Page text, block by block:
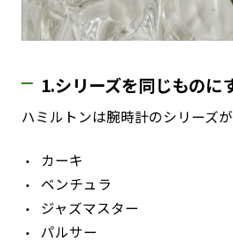
1.シリーズを同じものに
ハミルトンは腕時計のシリーズが
カーキ
ベンチュラ
ジャズマスター
パルサー